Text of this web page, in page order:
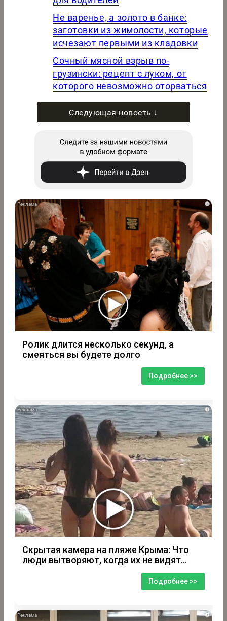
Не варенье, а золото в банке:
заготовки из жимолости, которые
исчезают первыми из кладовки
Сочный мясной взрыв по-
грузински: рецепт с луком, от
которого невозможно оторваться
Следующая новость ↓
i
Ролик длится несколько секунд, а
смеяться вы будете долго
Подробнее >>
i
Скрытая камера на пляже Крыма: Что
люди вытворяют, когда их не видят...
Подробнее >>
i